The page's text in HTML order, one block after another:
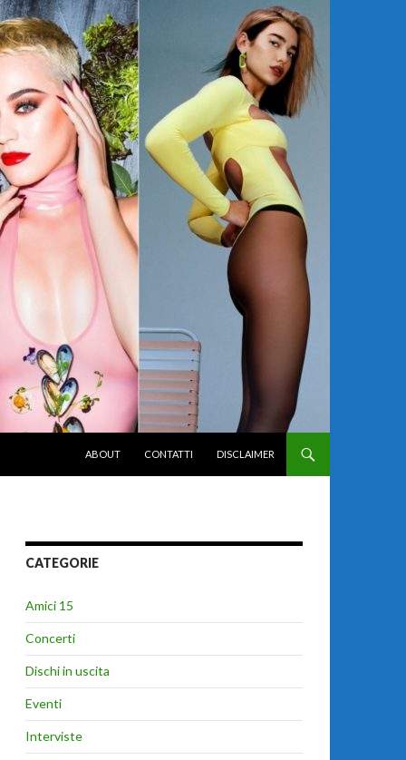
ABOUT
CONTATTI DISCLAIMER
CATEGORIE
Amici 15
Concerti
Dischi in uscita
Eventi
Interviste